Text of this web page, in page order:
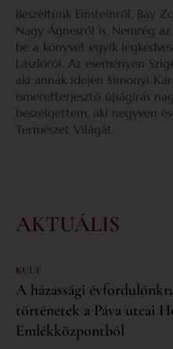
Beszéltünk Einsteinről, Bay
Nagy Ágnesről is. Nemrég
be a könyvét egyik
Lászlóról. Az eseményen
aki annak idején Simonyi
ismeretterjesztő újságírás
beszélgettem, aki negyven
Természet Világát.
AKTUÁLIS
KULT
A házassági
történetek a Páva utcai
Emlékközpontból